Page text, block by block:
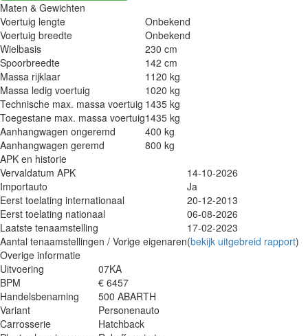
Maten & Gewichten
Voertuig lengte
Onbekend
Voertuig breedte
Onbekend
Wielbasis
230 cm
Spoorbreedte
142 cm
Massa rijklaar
1120 kg
Massa ledig voertuig
1020 kg
Technische max. massa voertuig 1435 kg
Toegestane max. massa voertuig1435 kg
Aanhangwagen ongeremd
400 kg
Aanhangwagen geremd
800 kg
APK en historie
Vervaldatum APK
14-10-2026
Importauto
Ja
Eerst toelating internationaal
20-12-2013
Eerst toelating nationaal
06-08-2026
Laatste tenaamstelling
17-02-2023
Aantal tenaamstellingen / Vorige eigenaren(bekijk uitgebreid rapport)
Overige informatie
Uitvoering
07KA
BPM
€ 6457
Handelsbenaming
500 ABARTH
Variant
Personenauto
Carrosserie
Hatchback